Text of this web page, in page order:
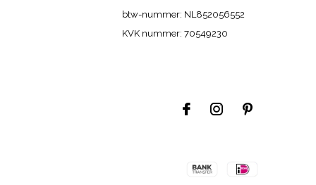
btw-nummer: NL852056552
KVK nummer: 70549230